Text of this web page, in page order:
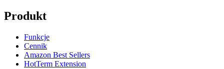
Produkt
Funkcje
Cennik
Amazon Best Sellers
HotTerm Extension